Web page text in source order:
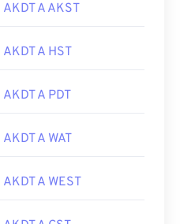
AKDT A AKST
AKDT A HST
AKDT A PDT
AKDT A WAT
AKDT A WEST